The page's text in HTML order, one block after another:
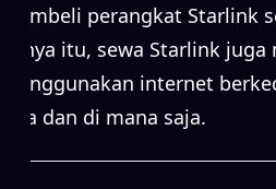
membeli perangkat Starlink
hanya itu, sewa Starlink juga
menggunakan internet
saja dan di mana saja.